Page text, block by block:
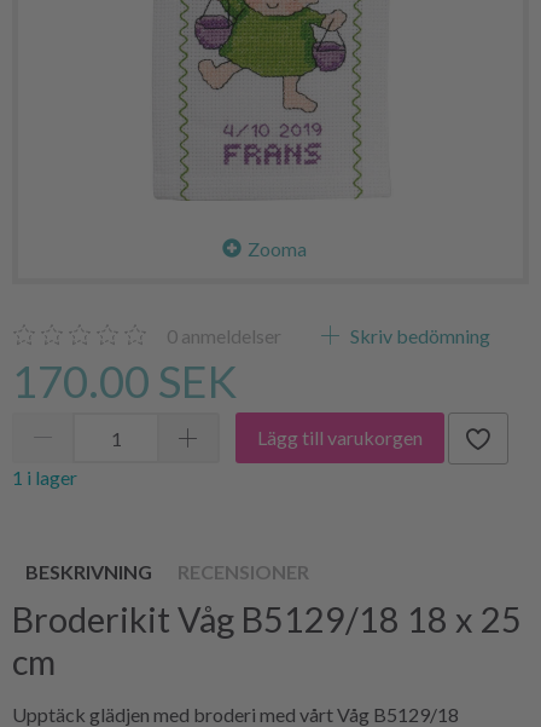
Zooma
0 anmeldelser Skriv bedömning
170.00 SEK
Lägg till varukorgen
1 i lager
BESKRIVNING RECENSIONER
Broderikit Våg B5129/18 18 x 25
cm
Upptäck glädjen med broderi med vårt Våg B5129/18